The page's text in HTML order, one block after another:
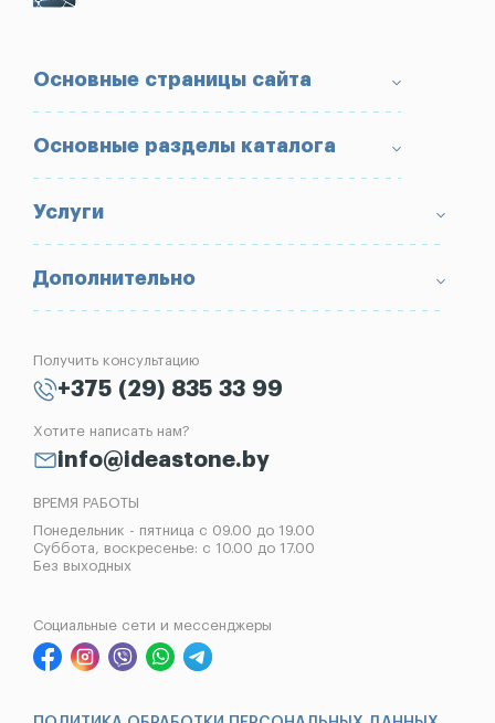
Основные страницы сайта
О компании
Доставка и оплата
Условия возврата товара
Портфолио
Вопрос-Ответ
Блог
Контакты
Основные разделы каталога
Памятники
Ограды
Надгробные плиты
Вазы
Услуги
Благоустройство могил
Изготовление памятников
Рассрочка на памятник
Реставрация памятников
Демонтаж памятников
Дополнительно
Получить консультацию
+375 (29) 835 33 99
Хотите написать нам?
info@ideastone.by
ВРЕМЯ РАБОТЫ
Понедельник - пятница с 09.00 до 19.00
Суббота, воскресенье: с 10.00 до 17.00
Без выходных
Социальные сети и мессенджеры